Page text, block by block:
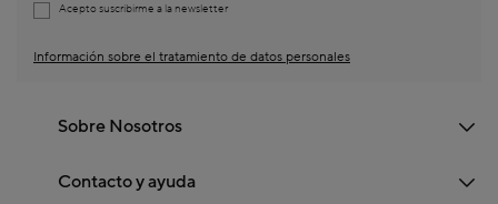
Acepto suscribirme a la newsletter
Información sobre el tratamiento de datos personales
Sobre Nosotros
Contacto y ayuda